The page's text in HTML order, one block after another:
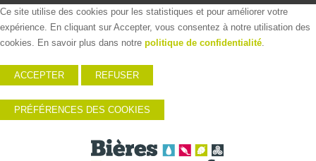
Ce site utilise des cookies pour les statistiques et pour améliorer votre
expérience. En cliquant sur Accepter, vous consentez à notre utilisation des
cookies. En savoir plus dans notre politique de confidentialité.
ACCEPTER REFUSER
PRÉFÉRENCES DES COOKIES